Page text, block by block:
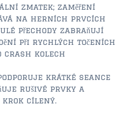
zmatek; zaměření
na herních prvcích
přechody zabraňují
při rychlých točeních
crash kolech
krátké seance
rušivé prvky a
krok cílený.